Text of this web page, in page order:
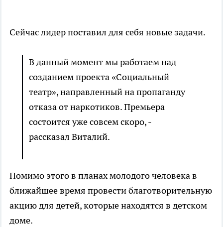
Сейчас лидер поставил для себя новые задачи.
В данный момент мы работаем над
созданием проекта «Социальный
театр», направленный на пропаганду
отказа от наркотиков. Премьера
состоится уже совсем скоро, -
рассказал Виталий.
Помимо этого в планах молодого человека в
ближайшее время провести благотворительную
акцию для детей, которые находятся в детском
доме.